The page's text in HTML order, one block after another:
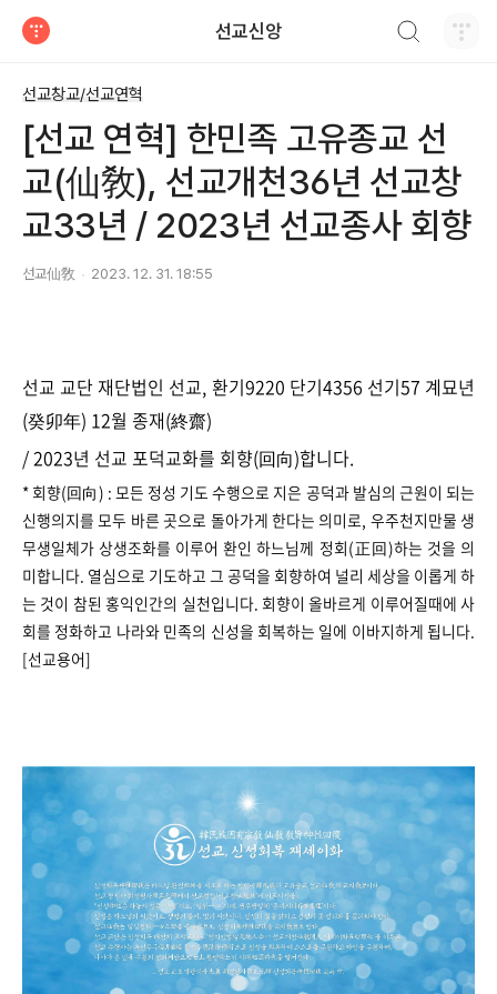
선교신앙
선교창교/선교연혁
[선교 연혁] 한민족 고유종교 선
교(仙敎), 선교개천36년 선교창
교33년 / 2023년 선교종사 회향
선교仙敎 2023. 12. 31. 18:55
선교 교단 재단법인 선교, 환기9220 단기4356 선기57 계묘년
(癸卯年) 12월 종재(終齋)
/ 2023년 선교 포덕교화를 회향(回向)합니다.
* 회향(回向) : 모든 정성 기도 수행으로 지은 공덕과 발심의 근원이 되는
신행의지를 모두 바른 곳으로 돌아가게 한다는 의미로, 우주천지만물 생
무생일체가 상생조화를 이루어 환인 하느님께 정회(正回)하는 것을 의
미합니다. 열심으로 기도하고 그 공덕을 회향하여 널리 세상을 이롭게 하
는 것이 참된 홍익인간의 실천입니다. 회향이 올바르게 이루어질때에 사
회를 정화하고 나라와 민족의 신성을 회복하는 일에 이바지하게 됩니다.
[선교용어]